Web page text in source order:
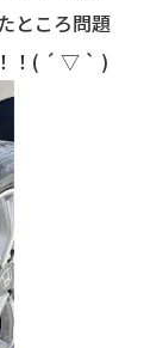
ところ問題
！( ´ ▽ ` )